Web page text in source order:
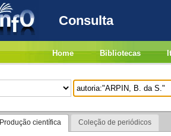
Consulta
Home Bibliotecas
Produção científica Coleção de periódicos